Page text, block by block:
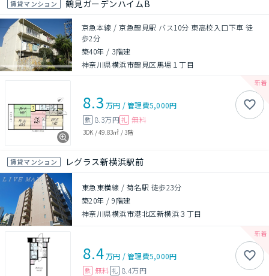
賃貸マンション 鶴見ガーデンハイムB
京急本線 / 京急鶴見駅 バス10分 東高校入口下車 徒
歩2分
築40年 / 3階建
神奈川県横浜市鶴見区馬場１丁目
8.3 万円 /管理費5,000円
敷 8.3万円 礼 無料
3DK /49.83㎡ /3階
賃貸マンション レグラス新横浜駅前
東急東横線 / 菊名駅 徒歩23分
築20年 /9階建
神奈川県横浜市港北区新横浜３丁目
8.4万円 /管理費5,000円
敷 無料 礼 8.4万円